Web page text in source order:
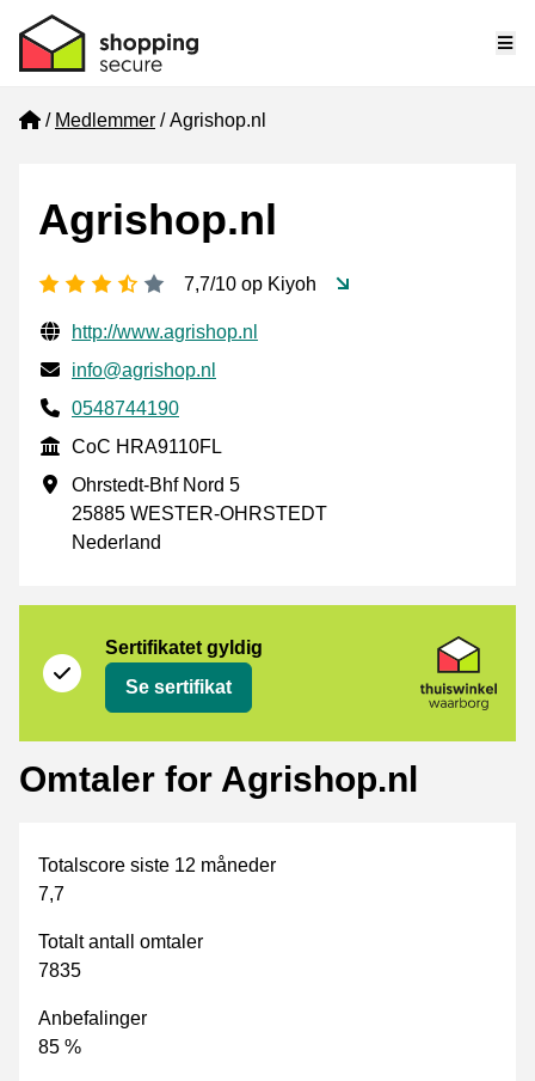
Home
Medlemmer Agrishop.nl
Agrishop.nl
[_General:NumberOfStarsPluralFormat]
7,7/10 op Kiyoh
Verifisert kontaktinformasjon
Website URL
http://www.agrishop.nl
E-post
info@agrishop.nl
Phone number
0548744190
CoC
CoC HRA9110FL
Forretningsadresse
Ohrstedt-Bhf Nord 5
25885 WESTER-OHRSTEDT
Nederland
Sertifikatet gyldig
Se sertifikat
Omtaler for Agrishop.nl
Totalscore siste 12 måneder
7,7
Totalt antall omtaler
7835
Anbefalinger
85 %